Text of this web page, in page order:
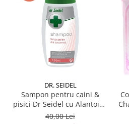
DR. SEIDEL
Sampon pentru caini &
pisici Dr Seidel cu Alantoina
220 ml
40,00 Lei